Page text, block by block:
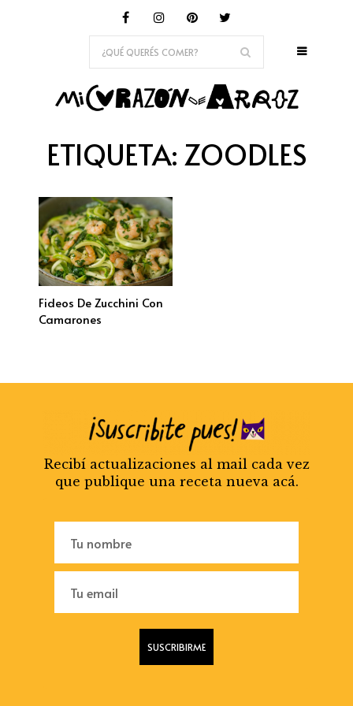
ETIQUETA: ZOODLES
Fideos De Zucchini Con
Camarones
Recibí actualizaciones al mail cada vez
que publique una receta nueva acá.